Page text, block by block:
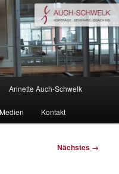
Annette Auch-Schwelk
Kontakt
Nächstes →